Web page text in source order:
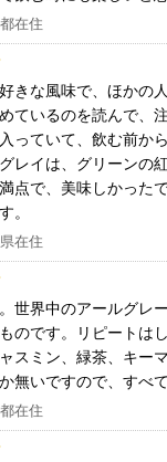
在住
きな風味で、ほかの
ているのを読んで、
っていて、飲む前か
レイは、グリーンの
点で、美味しかった
。
在住
世界中のアールグレ
のです。リピートは
スミン、緑茶、キー
無いですので、すべ
在住